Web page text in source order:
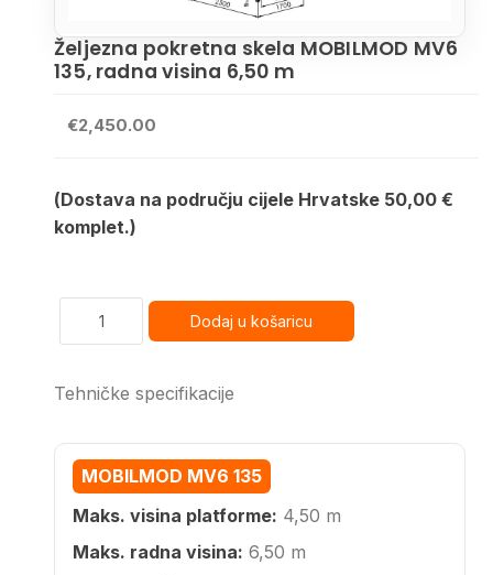
Željezna pokretna skela MOBILMOD MV6
135, radna visina 6,50 m
€2,450.00
(Dostava na području cijele Hrvatske 50,00 €
komplet.)
Tehničke specifikacije
MOBILMOD MV6 135
Maks. visina platforme: 4,50 m
Maks. radna visina: 6,50 m